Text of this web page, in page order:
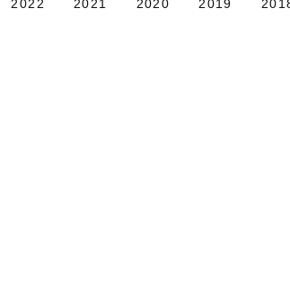
2022 2021 2020 2019